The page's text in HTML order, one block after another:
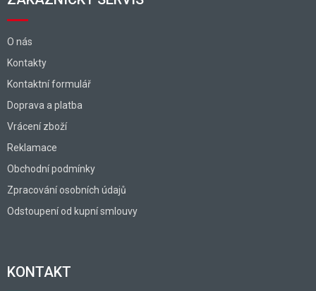
O nás
Kontakty
Kontaktní formulář
Doprava a platba
Vrácení zboží
Reklamace
Obchodní podmínky
Zpracování osobních údajů
Odstoupení od kupní smlouvy
KONTAKT